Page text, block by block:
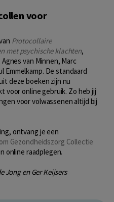
voor
Protocollaire
met psychische klachten,
van Minnen, Marc
Emmelkamp. De standaard
deze boeken zijn nu
voor online gebruik. Zo heb jij
voor volwassenen altijd bij
ontvang je een
Gezondheidszorg Collectie
online raadplegen.
Jong en Ger Keijsers